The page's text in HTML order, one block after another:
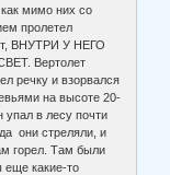
мимо них со
пролетел
ВНУТРИ У НЕГО
Вертолет
речку и взорвался
на высоте 20-
в лесу почти
они стреляли, и
горел. Там были
какие-то